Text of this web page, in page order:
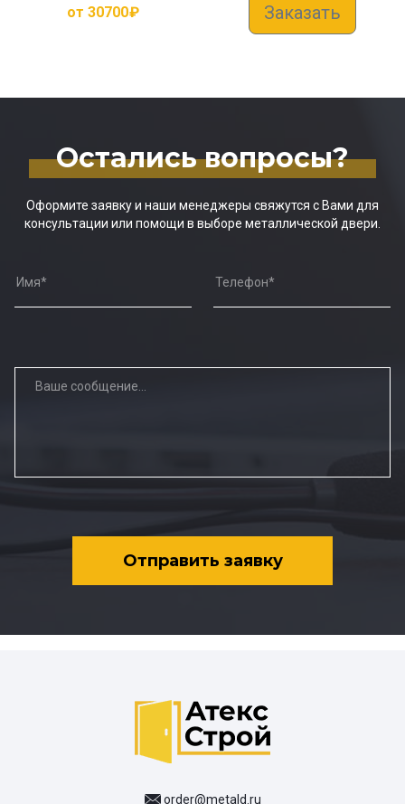
от 30700₽ Заказать
Остались вопросы?
Оформите заявку и наши менеджеры свяжутся с Вами для
консультации или помощи в выборе металлической двери.
Отправить заявку
order@metald.ru